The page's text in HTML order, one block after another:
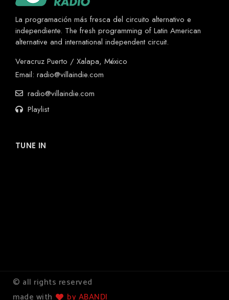
La programación más fresca del circuito alternativo e
independiente. The fresh programming of Latin American
alternative and international independent circuit.
Veracruz Puerto / Xalapa, México
Email: radio@villaindie.com
radio@villaindie.com
Playlist
TUNE IN
© all rights reserved
made with
by ABANDI